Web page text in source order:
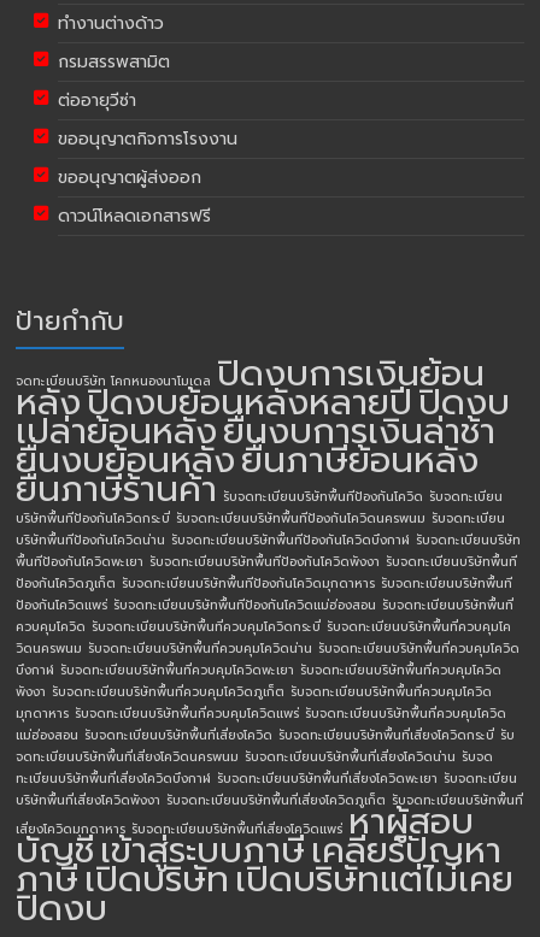
ทำงานต่างด้าว
กรมสรรพสามิต
ต่ออายุวีซ่า
ขออนุญาตกิจการโรงงาน
ขออนุญาตผู้ส่งออก
ดาวน์โหลดเอกสารฟรี
ป้ายกำกับ
จดทะเบียนบริษัท โคกหนองนาโมเดล ปิดงบการเงินย้อน
หลังปิดงบย้อนหลังหลายปีปิดงบ
เปล่าย้อนหลังยื่นงบการเงินล่าช้า
ยื่นงบย้อนหลังยื่นภาษีย้อนหลัง
ยื่นภาษีร้านค้า รับจดทะเบียนบริษัทพื้นทีป้องกันโควิด รับจดทะเบียน
บริษัทพื้นทีป้องกันโควิดกระบี่ รับจดทะเบียนบริษัทพื้นทีป้องกันโควิดนครพนม รับจดทะเบียน
บริษัทพื้นทีป้องกันโควิดน่าน รับจดทะเบียนบริษัทพื้นทีป้องกันโควิดบึงกาฬ รับจดทะเบียนบริษัท
พื้นทีป้องกันโควิดพะเยา รับจดทะเบียนบริษัทพื้นทีป้องกันโควิดพังงา รับจดทะเบียนบริษัทพื้นที
ป้องกันโควิดภูเก็ต รับจดทะเบียนบริษัทพื้นทีป้องกันโควิดมุกดาหาร รับจดทะเบียนบริษัทพื้นที
ป้องกันโควิดแพร่ รับจดทะเบียนบริษัทพื้นทีป้องกันโควิดแม่ฮ่องสอน รับจดทะเบียนบริษัทพื้นที่
ควบคุมโควิด รับจดทะเบียนบริษัทพื้นที่ควบคุมโควิดกระบี่ รับจดทะเบียนบริษัทพื้นที่ควบคุมโค
วิดนครพนม รับจดทะเบียนบริษัทพื้นที่ควบคุมโควิดน่าน รับจดทะเบียนบริษัทพื้นที่ควบคุมโควิด
บึงกาฬ รับจดทะเบียนบริษัทพื้นที่ควบคุมโควิดพะเยา รับจดทะเบียนบริษัทพื้นที่ควบคุมโควิด
พังงา รับจดทะเบียนบริษัทพื้นที่ควบคุมโควิดภูเก็ต รับจดทะเบียนบริษัทพื้นที่ควบคุมโควิด
มุกดาหาร รับจดทะเบียนบริษัทพื้นที่ควบคุมโควิดแพร่ รับจดทะเบียนบริษัทพื้นที่ควบคุมโควิด
แม่ฮ่องสอน รับจดทะเบียนบริษัทพื้นที่เสี่ยงโควิด รับจดทะเบียนบริษัทพื้นที่เสี่ยงโควิดกระบี่ รับ
จดทะเบียนบริษัทพื้นที่เสี่ยงโควิดนครพนม รับจดทะเบียนบริษัทพื้นที่เสี่ยงโควิดน่าน รับจด
ทะเบียนบริษัทพื้นที่เสี่ยงโควิดบึงกาฬ รับจดทะเบียนบริษัทพื้นที่เสี่ยงโควิดพะเยา รับจดทะเบียน
บริษัทพื้นที่เสี่ยงโควิดพังงา รับจดทะเบียนบริษัทพื้นที่เสี่ยงโควิดภูเก็ต รับจดทะเบียนบริษัทพื้นที่
เสี่ยงโควิดมุกดาหาร รับจดทะเบียนบริษัทพื้นที่เสี่ยงโควิดแพร่ หาผู้สอบ
บัญชีเข้าสู่ระบบภาษีเคลียร์ปัญหา
ภาษีเปิดบริษัทเปิดบริษัทแต่ไม่เคย
ปิดงบ